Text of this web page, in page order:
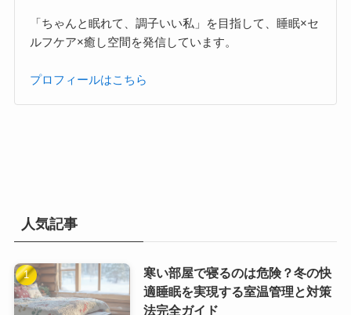
「ちゃんと眠れて、調子いい私」を目指して、睡眠×セ
ルフケア×癒し空間を発信しています。
プロフィールはこちら
人気記事
寒い部屋で寝るのは危険？冬の快
適睡眠を実現する室温管理と対策
法完全ガイド